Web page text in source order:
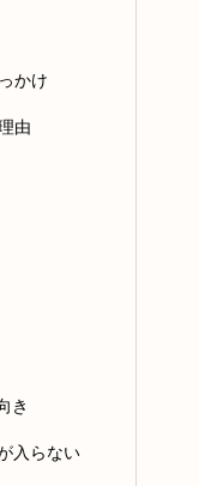
かけ
由
き
入らない